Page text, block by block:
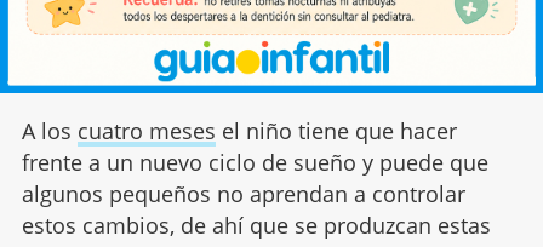
A los cuatro meses el niño tiene que hacer
frente a un nuevo ciclo de sueño y puede que
algunos pequeños no aprendan a controlar
estos cambios, de ahí que se produzcan estas